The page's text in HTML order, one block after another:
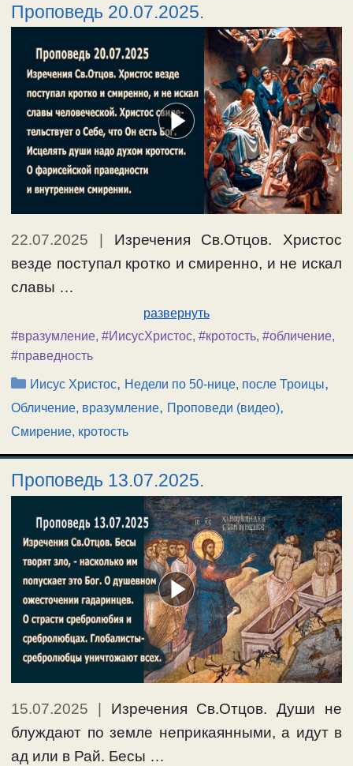
Проповедь 20.07.2025.
22.07.2025
Изречения Св.Отцов. Христос
везде поступал кротко и смиренно, и не искал
славы …
развернуть
#вразумление, #ИисусХристос, #кротость, #обличение,
#праведность
Рубрики
Иисус Христос, Недели по 50-нице, после Троицы,
Обличение, вразумление, Проповеди (видео),
Смирение, кротость
Проповедь 13.07.2025.
15.07.2025
Изречения Св.Отцов. Души не
блуждают по земле неприкаянными, а идут в
ад или в Рай. Бесы …